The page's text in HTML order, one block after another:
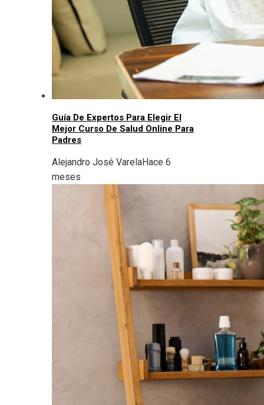
Guía De Expertos Para Elegir El
Mejor Curso De Salud Online Para
Padres
Alejandro José VarelaHace 6
meses